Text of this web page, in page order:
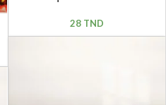
28 TND